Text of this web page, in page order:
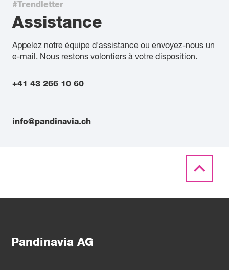
#Trendletter
Assistance
Appelez notre équipe d'assistance ou envoyez-nous un
e-mail. Nous restons volontiers à votre disposition.
+41 43 266 10 60
info@pandinavia.ch
Pandinavia AG